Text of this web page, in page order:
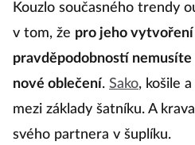
Kouzlo současného trendy
v tom, že pro jeho
pravděpodobností
nové oblečení. Sako, košile
mezi základy šatníku. A
svého partnera v šuplíku.